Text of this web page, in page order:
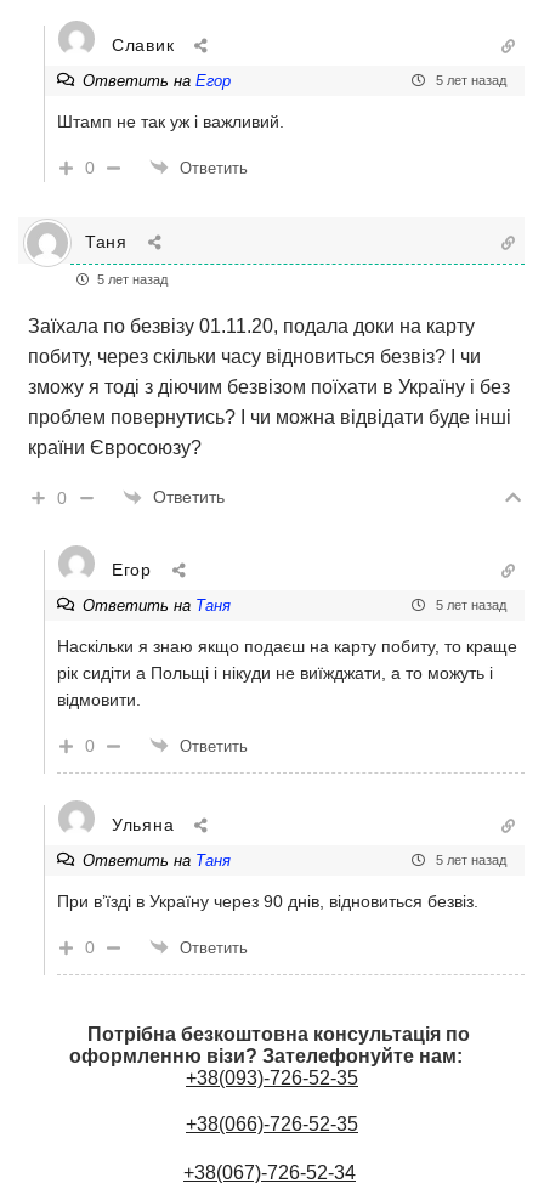
Славик
Ответить на Егор 5 лет назад
Штамп не так уж і важливий.
0 Ответить
Таня
5 лет назад
Заїхала по безвізу 01.11.20, подала доки на карту
побиту, через скільки часу відновиться безвіз? І чи
зможу я тоді з діючим безвізом поїхати в Україну і без
проблем повернутись? І чи можна відвідати буде інші
країни Євросоюзу?
0 Ответить
Егор
Ответить на Таня 5 лет назад
Наскільки я знаю якщо подаєш на карту побиту, то краще
рік сидіти а Польщі і нікуди не виїжджати, а то можуть і
відмовити.
0 Ответить
Ульяна
Ответить на Таня 5 лет назад
При в’їзді в Україну через 90 днів, відновиться безвіз.
0 Ответить
Потрібна безкоштовна консультація по
оформленню візи? Зателефонуйте нам:
+38(093)-726-52-35
+38(066)-726-52-35
+38(067)-726-52-34